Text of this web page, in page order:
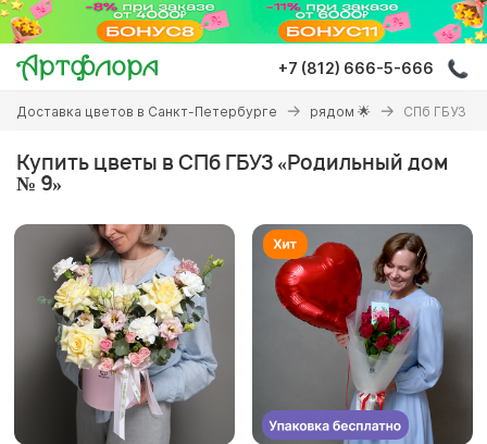
Перейти
основному
содержанию
+7 (812) 666-5-666
Вы
здесь
Доставка цветов в Санкт-Петербурге рядом 🌟 СПб ГБУЗ
Купить цветы в СПб ГБУЗ «Родильный дом
№ 9»